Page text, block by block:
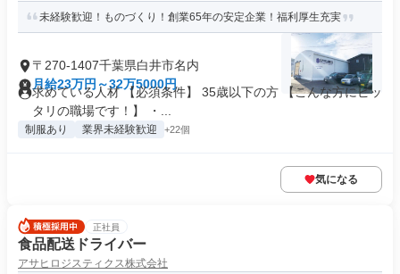
未経験歓迎！ものづくり！創業65年の安定企業！福利厚生充実
〒270-1407千葉県白井市名内
月給23万円～32万5000円
求めている人材 【必須条件】 35歳以下の方 【こんな方にピッ
タリの職場です！】 ・...
制服あり 業界未経験歓迎 +22個
気になる
正社員
食品配送ドライバー
アサヒロジスティクス株式会社